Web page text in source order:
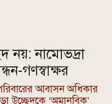
নয়: নামোভদ্রা
গণস্বাক্ষর
আবাসন অধিকার
উচ্ছেদকে ‘অমানবিক’